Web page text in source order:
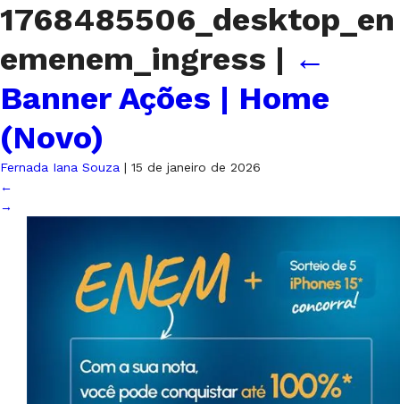
1768485506_desktop_en
emenem_ingress | ←
Banner Ações | Home
(Novo)
Fernada Iana Souza | 15 de janeiro de 2026
←
→